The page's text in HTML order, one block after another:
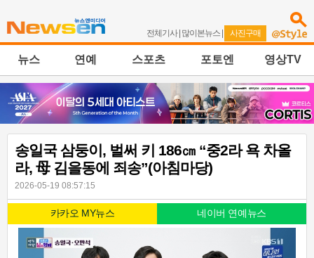
전체기사| 많이본뉴스 | 사진구매
뉴스 연예 스포츠 포토엔 영상TV
송일국 삼둥이, 벌써 키 186㎝ “중2라 욕 차올
라, 母 김을동에 죄송”(아침마당)
2026-05-19 08:57:15
카카오 MY뉴스 네이버 연예뉴스